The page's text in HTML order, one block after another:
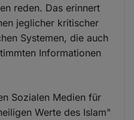
reden. Das erinnert
jeglicher kritischer
Systemen, die auch
Informationen
Sozialen Medien für
Werte des Islam"